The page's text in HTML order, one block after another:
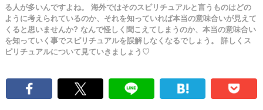
る人が多いんですよね。 海外ではそのスピリチュアルと言うものはどの
ように考えられているのか、それを知っていれば本当の意味合いが見えて
くると思いませんか? なんで怪しく聞こえてしまうのか、本当の意味合い
を知っていく事でスピリチュアルを誤解しなくなるでしょう。 詳しくス
ピリチュアルについて見ていきましょう♡